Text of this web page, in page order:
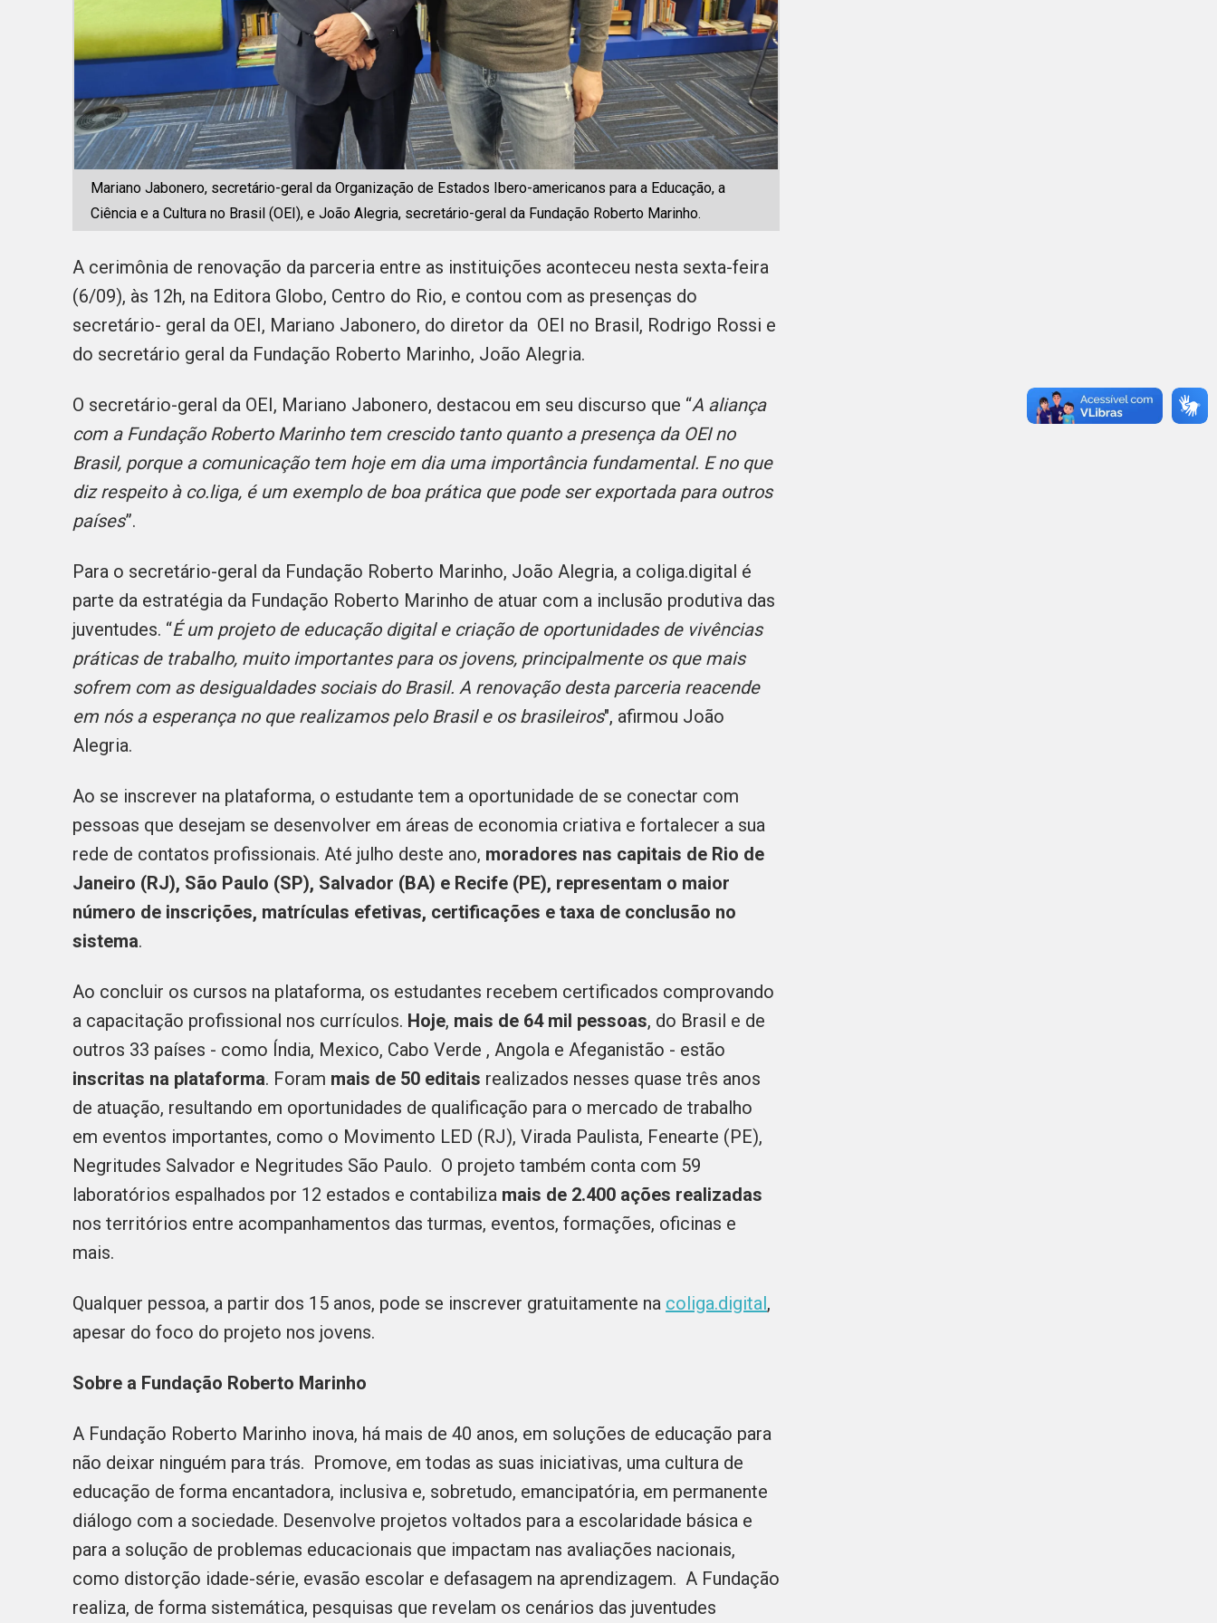
Mariano Jabonero, secretário-geral da Organização de Estados Ibero-americanos para a Educação, a
Ciência e a Cultura no Brasil (OEI), e João Alegria, secretário-geral da Fundação Roberto Marinho.
A cerimônia de renovação da parceria entre as instituições aconteceu nesta sexta-feira
(6/09), às 12h, na Editora Globo, Centro do Rio, e contou com as presenças do
secretário- geral da OEI, Mariano Jabonero, do diretor da OEI no Brasil, Rodrigo Rossi e
do secretário geral da Fundação Roberto Marinho, João Alegria.
O secretário-geral da OEI, Mariano Jabonero, destacou em seu discurso que “A aliança
com a Fundação Roberto Marinho tem crescido tanto quanto a presença da OEI no
Brasil, porque a comunicação tem hoje em dia uma importância fundamental. E no que
diz respeito à co.liga, é um exemplo de boa prática que pode ser exportada para outros
países”.
Para o secretário-geral da Fundação Roberto Marinho, João Alegria, a coliga.digital é
parte da estratégia da Fundação Roberto Marinho de atuar com a inclusão produtiva das
juventudes. “É um projeto de educação digital e criação de oportunidades de vivências
práticas de trabalho, muito importantes para os jovens, principalmente os que mais
sofrem com as desigualdades sociais do Brasil. A renovação desta parceria reacende
em nós a esperança no que realizamos pelo Brasil e os brasileiros", afirmou João
Alegria.
Ao se inscrever na plataforma, o estudante tem a oportunidade de se conectar com
pessoas que desejam se desenvolver em áreas de economia criativa e fortalecer a sua
rede de contatos profissionais. Até julho deste ano, moradores nas capitais de Rio de
Janeiro (RJ), São Paulo (SP), Salvador (BA) e Recife (PE), representam o maior
número de inscrições, matrículas efetivas, certificações e taxa de conclusão no
sistema.
Ao concluir os cursos na plataforma, os estudantes recebem certificados comprovando
a capacitação profissional nos currículos. Hoje, mais de 64 mil pessoas, do Brasil e de
outros 33 países - como Índia, Mexico, Cabo Verde , Angola e Afeganistão - estão
inscritas na plataforma. Foram mais de 50 editais realizados nesses quase três anos
de atuação, resultando em oportunidades de qualificação para o mercado de trabalho
em eventos importantes, como o Movimento LED (RJ), Virada Paulista, Fenearte (PE),
Negritudes Salvador e Negritudes São Paulo. O projeto também conta com 59
laboratórios espalhados por 12 estados e contabiliza mais de 2.400 ações realizadas
nos territórios entre acompanhamentos das turmas, eventos, formações, oficinas e
mais.
Qualquer pessoa, a partir dos 15 anos, pode se inscrever gratuitamente na coliga.digital,
apesar do foco do projeto nos jovens.
Sobre a Fundação Roberto Marinho
A Fundação Roberto Marinho inova, há mais de 40 anos, em soluções de educação para
não deixar ninguém para trás. Promove, em todas as suas iniciativas, uma cultura de
educação de forma encantadora, inclusiva e, sobretudo, emancipatória, em permanente
diálogo com a sociedade. Desenvolve projetos voltados para a escolaridade básica e
para a solução de problemas educacionais que impactam nas avaliações nacionais,
como distorção idade-série, evasão escolar e defasagem na aprendizagem. A Fundação
realiza, de forma sistemática, pesquisas que revelam os cenários das juventudes